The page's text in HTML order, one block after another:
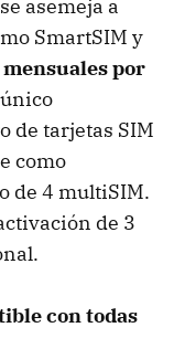
asemeja a
SmartSIM y
por
de tarjetas SIM
como
de 4 multiSIM.
de 3
con todas